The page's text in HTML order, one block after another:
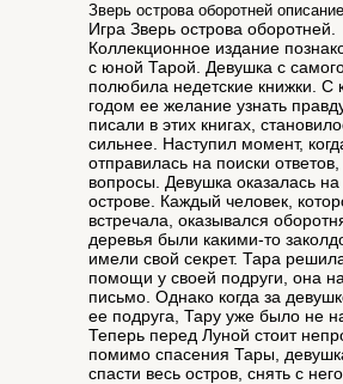
Зверь острова оборотней
Игра Зверь острова оборотней.
Коллекционное издание
с юной Тарой. Девушка с
полюбила недетские книжки. С
годом ее желание узнать
писали в этих книгах,
сильнее. Наступил момент,
отправилась на поиски
вопросы. Девушка оказалась
острове. Каждый человек,
встречала, оказывался
деревья были какими-то
имели свой секрет. Тара
помощи у своей подруги, она
письмо. Однако когда за
ее подруга, Тару уже было не
Теперь перед Луной стоит
помимо спасения Тары,
спасти весь остров, снять с